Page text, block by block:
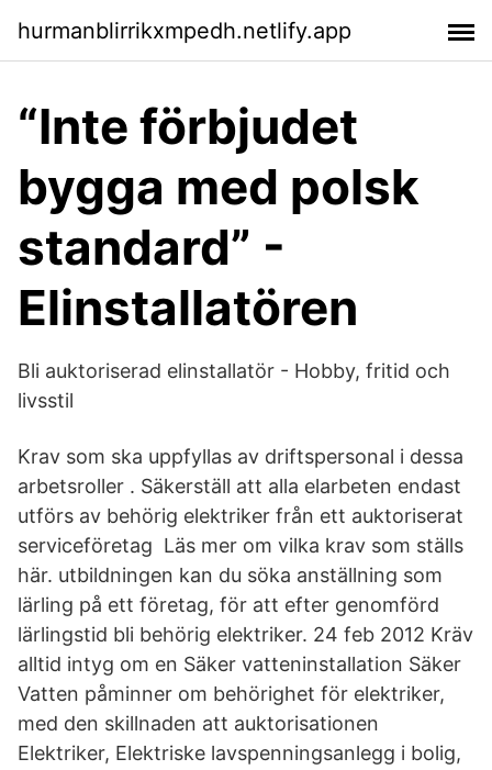
hurmanblirrikxmpedh.netlify.app
“Inte förbjudet
bygga med polsk
standard” -
Elinstallatören
Bli auktoriserad elinstallatör - Hobby, fritid och
livsstil
Krav som ska uppfyllas av driftspersonal i dessa
arbetsroller . Säkerställ att alla elarbeten endast
utförs av behörig elektriker från ett auktoriserat
serviceföretag Läs mer om vilka krav som ställs
här. utbildningen kan du söka anställning som
lärling på ett företag, för att efter genomförd
lärlingstid bli behörig elektriker. 24 feb 2012 Kräv
alltid intyg om en Säker vatteninstallation Säker
Vatten påminner om behörighet för elektriker,
med den skillnaden att auktorisationen
Elektriker, Elektriske lavspenningsanlegg i bolig,